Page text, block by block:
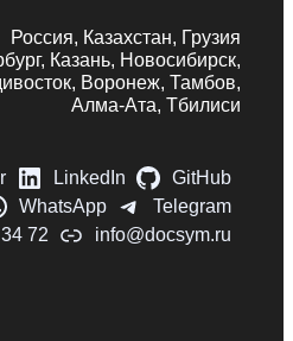
Россия, Казахстан, Грузия
Казань, Новосибирск,
Воронеж, Тамбов,
Алма-Ата, Тбилиси
LinkedIn
GitHub
WhatsApp
Telegram
72
info@docsym.ru